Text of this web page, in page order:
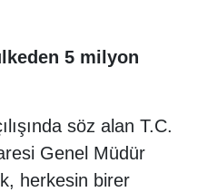
5 milyon
söz alan T.C.
Genel Müdür
herkesin birer